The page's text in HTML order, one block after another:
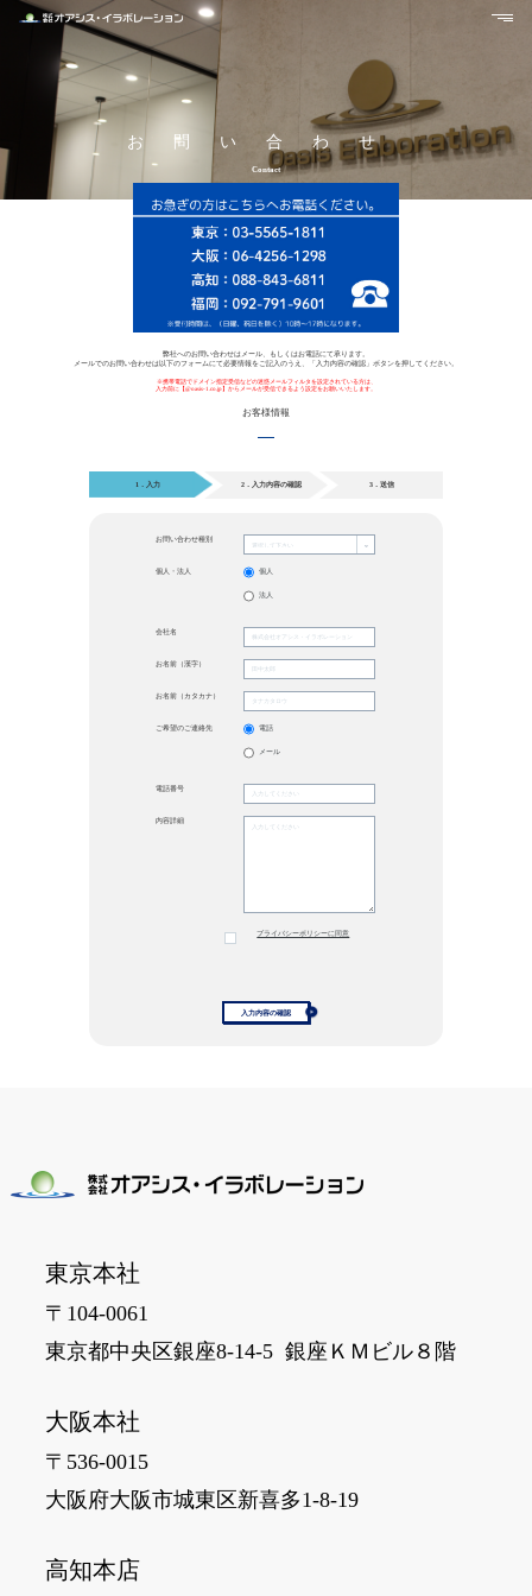
Skip to content
Oasis
お問い合わせ
Contact
弊社へのお問い合わせはメール、もしくはお電話にて承ります。
メールでのお問い合わせは以下のフォームにて必要情報をご記入のうえ、「入力内容の確認」ボタンを押してください。
※携帯電話でドメイン指定受信などの迷惑メールフィルタを設定されている方は、
入力前に【@oasis-1.co.jp】からメールが受信できるよう設定をお願いいたします。
お客様情報
1．入力 2．入力内容の確認 3．送信
お問い合わせ種別
個人・法人 個人
法人
会社名
お名前（漢字）
お名前（カタカナ）
ご希望のご連絡先 電話
メール
電話番号
内容詳細
プライバシーポリシーに同意
東京本社
〒104-0061
東京都中央区銀座8-14-5 銀座ＫＭビル８階
大阪本社
〒536-0015
大阪府大阪市城東区新喜多1-8-19
高知本店